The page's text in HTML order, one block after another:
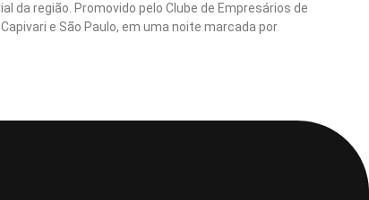
da região. Promovido pelo Clube de Empresários de
e São Paulo, em uma noite marcada por